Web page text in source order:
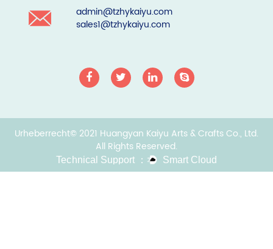
admin@tzhykaiyu.com
sales1@tzhykaiyu.com
Urheberrecht© 2021 Huangyan Kaiyu Arts & Crafts Co., Ltd.
All Rights Reserved.